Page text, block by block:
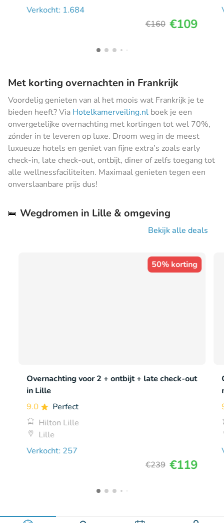
Verkocht: 1.684
€160 €109
Met korting overnachten in Frankrijk
Voordelig genieten van al het moois wat Frankrijk je te
bieden heeft? Via Hotelkamerveiling.nl boek je een
onvergetelijke overnachting met kortingen tot wel 70%,
zónder in te leveren op luxe. Droom weg in de meest
luxueuze hotels en geniet van fijne extra’s zoals early
check-in, late check-out, ontbijt, diner of zelfs toegang tot
alle wellnessfaciliteiten. Maximaal genieten tegen een
onverslaanbare prijs dus!
🛌 Wegdromen in Lille & omgeving
Bekijk alle deals
50% korting
Overnachting voor 2 + ontbijt + late check-out
in Lille
9.0
Perfect
Hilton Lille
Lille
Verkocht: 257
€239 €119